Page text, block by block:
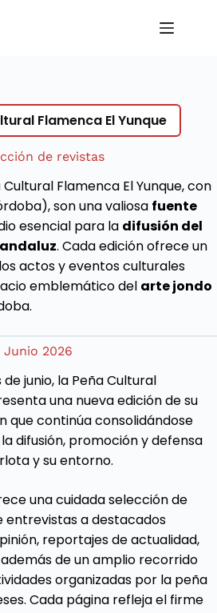
Flamenca El Yunque
de revistas
Flamenca El Yunque, con
son una valiosa fuente
esencial para la difusión del
. Cada edición ofrece un
actos y eventos culturales
emblemático del arte jondo
Junio 2026
junio, la Peña Cultural
una nueva edición de su
que continúa consolidándose
difusión, promoción y defensa
y su entorno.
una cuidada selección de
entrevistas a destacados
reportajes de actualidad,
de un amplio recorrido
organizadas por la peña
Cada página refleja el firme